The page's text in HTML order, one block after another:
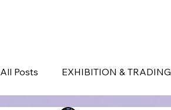
All Posts EXHIBITION & TRADING